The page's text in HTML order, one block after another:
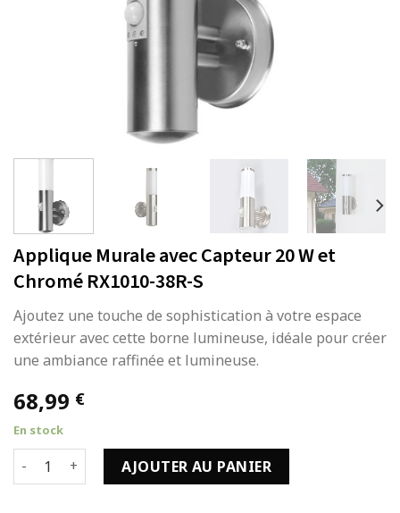
Applique Murale avec Capteur 20 W et
Chromé RX1010-38R-S
Ajoutez une touche de sophistication à votre espace
extérieur avec cette borne lumineuse, idéale pour créer
une ambiance raffinée et lumineuse.
68,99 €
En stock
quantité de Applique Murale avec Capteur 20 W et Chromé
AJOUTER AU PANIER